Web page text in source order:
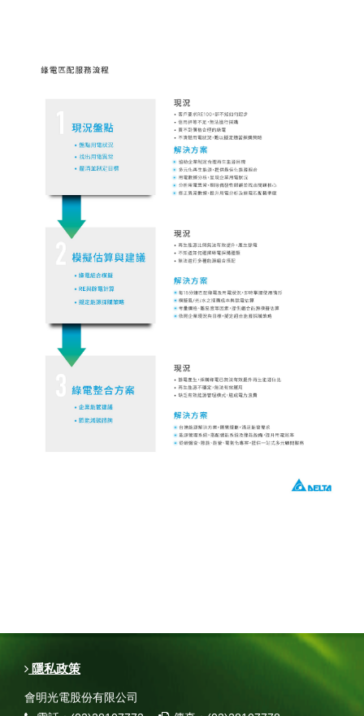
隱私政策
會明光電股份有限公司